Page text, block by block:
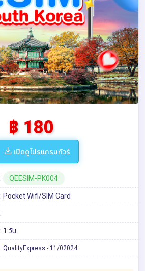
฿ 180
เปิดดูโปรแกรมทัวร์
: QEESIM-PK004
: Pocket Wifi/SIM Card
:
: 1 วัน
: QualityExpress - 11/02024